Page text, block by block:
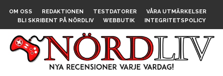
OM OSS REDAKTIONEN TESTDATORER
VÅRA UTMÄRKELSER
BLI SKRIBENT PÅ NÖRDLIV
WEBBUTIK INTEGRITETSPOLICY